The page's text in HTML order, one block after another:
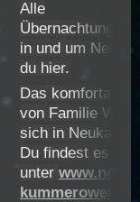
Alle
in und um
du hier.
Das komfortable
von Familie
sich in Neukalen.
Du findest es
unter
kummerower-